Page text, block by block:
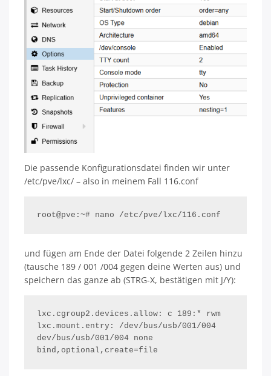
Die passende Konfigurationsdatei finden wir unter
/etc/pve/lxc/ – also in meinem Fall 116.conf
root@pve:~# nano /etc/pve/lxc/116.conf
und fügen am Ende der Datei folgende 2 Zeilen hinzu
(tausche 189 / 001 /004 gegen deine Werten aus) und
speichern das ganze ab (STRG-X, bestätigen mit J/Y):
lxc.cgroup2.devices.allow: c 189:* rwm
lxc.mount.entry: /dev/bus/usb/001/004
dev/bus/usb/001/004 none
bind,optional,create=file